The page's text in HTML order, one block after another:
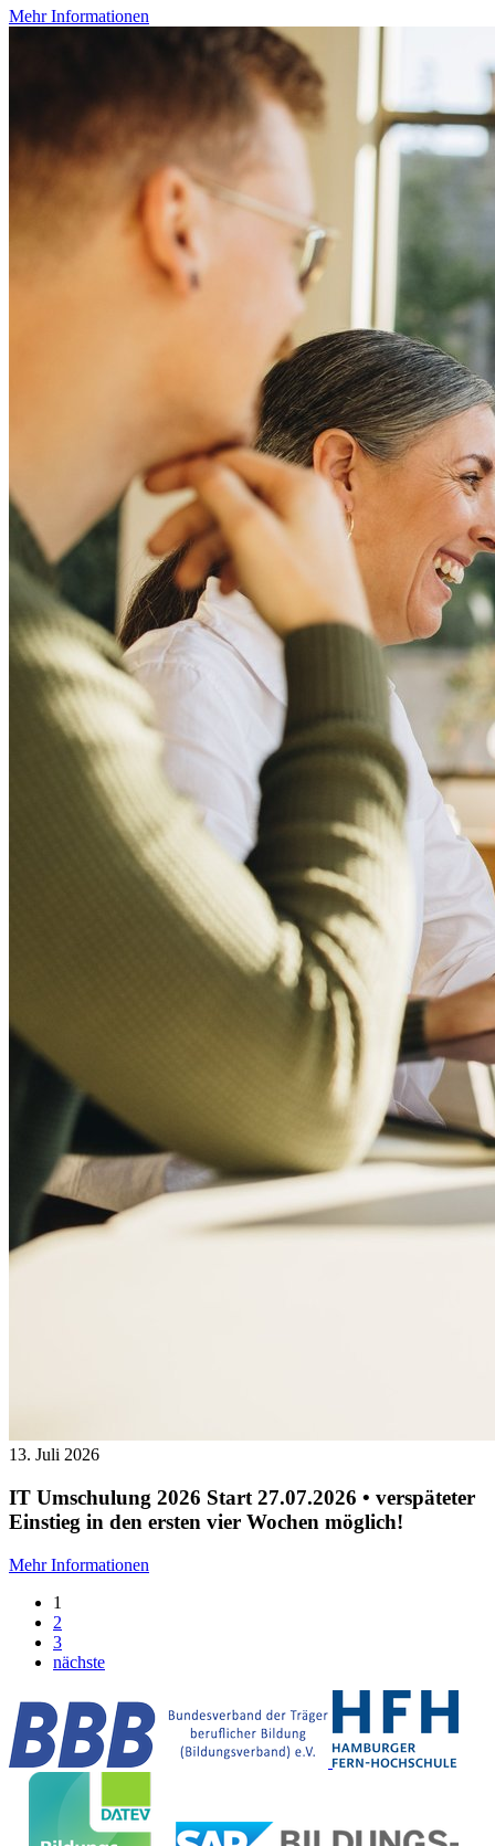
Mehr Informationen
13. Juli 2026
IT Umschulung 2026 Start 27.07.2026 • verspäteter
Einstieg in den ersten vier Wochen möglich!
Mehr Informationen
1
2
3
nächste